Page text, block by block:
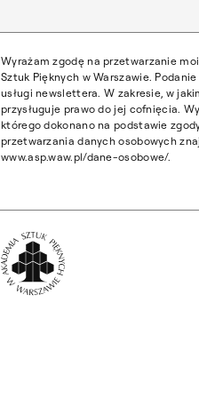
Wyrażam zgodę na przetwarzanie
Sztuk Pięknych w Warszawie.
usługi newslettera. W zakresie, w
przysługuje prawo do jej cofnięcia.
którego dokonano na podstawie
przetwarzania danych osobowych
www.asp.waw.pl/dane-osobowe/.